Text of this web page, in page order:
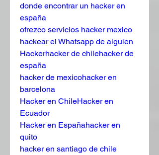
donde encontrar un hacker en
españa
ofrezco servicios hacker mexico
hackear el Whatsapp de alguien
Hackerhacker de chilehacker de
españa
hacker de mexicohacker en
barcelona
Hacker en ChileHacker en
Ecuador
Hacker en Españahacker en
quito
hacker en santiago de chile